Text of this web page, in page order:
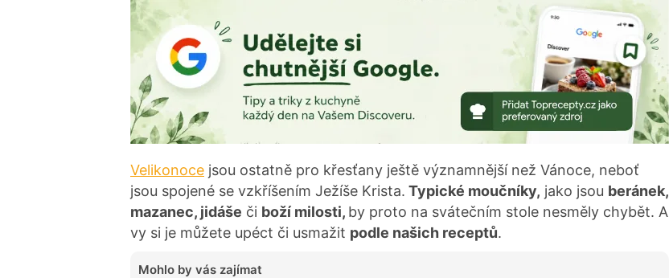
Velikonoce jsou ostatně pro křesťany ještě významnější než Vánoce, neboť
jsou spojené se vzkříšením Ježíše Krista. Typické moučníky, jako jsou beránek,
mazanec, jidáše či boží milosti, by proto na svátečním stole nesměly chybět. A
vy si je můžete upéct či usmažit podle našich receptů.
Mohlo by vás zajímat